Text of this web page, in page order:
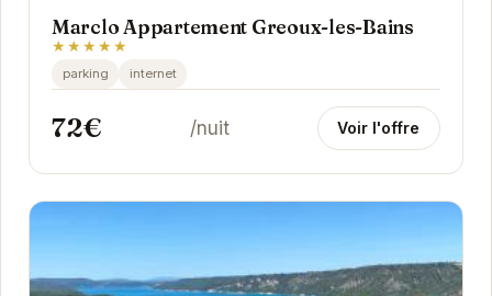
Marclo Appartement Greoux-les-Bains
★★★★★
parking internet
72€ /nuit Voir l'offre